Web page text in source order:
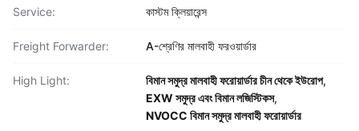
Service: কাস্টম ক্লিয়ারেন্স
Freight Forwarder: A-শ্রেণির মালবাহী ফরওয়ার্ডার
High Light: বিমান সমুদ্র মালবাহী ফরোয়ার্ডার চীন থেকে ইউরোপ,
EXW সমুদ্র এবং বিমান লজিস্টিকস,
NVOCC বিমান সমুদ্র মালবাহী ফরোয়ার্ডার